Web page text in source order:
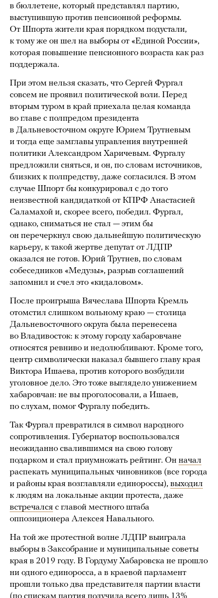
в бюллетене, который представлял партию,
выступившую против пенсионной реформы.
От Шпорта жители края порядком подустали,
к тому же он шел на выборы от «Единой России»,
которая повышение пенсионного возраста как раз
поддержала.
При этом нельзя сказать, что Сергей Фургал
совсем не проявил политической воли. Перед
вторым туром в край приехала целая команда
во главе с полпредом президента
в Дальневосточном округе Юрием Трутневым
и тогда еще замглавы управления внутренней
политики Александром Харичевым. Фургалу
предложили сняться, и он, по словам источников,
близких к полпредству, даже согласился. В этом
случае Шпорт бы конкурировал с до того
неизвестной кандидаткой от КПРФ Анастасией
Саламахой и, скорее всего, победил. Фургал,
однако, сниматься не стал — этим бы
он перечеркнул свою дальнейшую политическую
карьеру, к такой жертве депутат от ЛДПР
оказался не готов. Юрий Трутнев, по словам
собеседников «Медузы», разрыв соглашений
запомнил и счел это «кидаловом».
После проигрыша Вячеслава Шпорта Кремль
отомстил слишком вольному краю — столица
Дальневосточного округа была перенесена
во Владивосток: к этому городу хабаровчане
относятся ревниво и недолюбливают. Кроме того,
центр символически наказал бывшего главу края
Виктора Ишаева, против которого возбудили
уголовное дело. Это тоже выглядело унижением
хабаровчан: не вы проголосовали, а Ишаев,
по слухам, помог Фургалу победить.
Так Фургал превратился в символ народного
сопротивления. Губернатор воспользовался
неожиданно свалившимся на свою голову
подарком и стал приумножать рейтинг. Он начал
распекать муниципальных чиновников (все города
и районы края возглавляли единороссы), выходил
к людям на локальные акции протеста, даже
встречался с главой местного штаба
оппозиционера Алексея Навального.
На той же протестной волне ЛДПР выиграла
выборы в Заксобрание и муниципальные советы
края в 2019 году. В Гордуму Хабаровска не прошло
ни одного единоросса, а в краевой парламент
прошли только два представителя партии власти